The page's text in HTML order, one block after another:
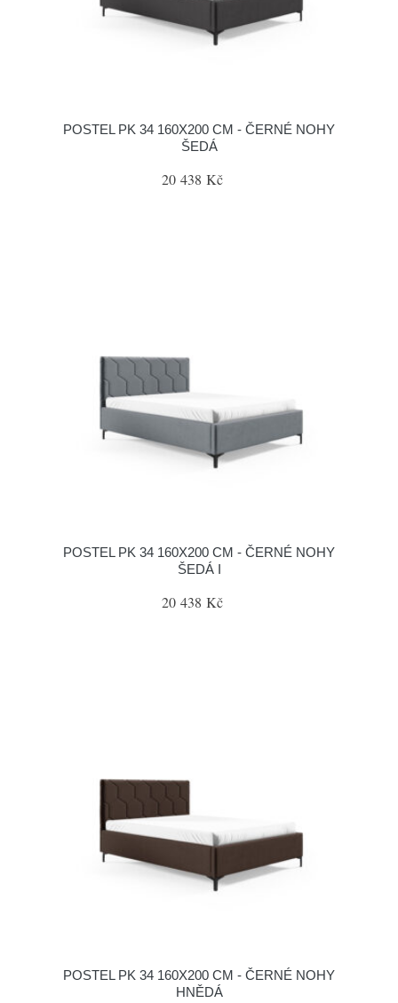
POSTEL PK 34 160X200 CM - ČERNÉ NOHY
ŠEDÁ
20 438 Kč
POSTEL PK 34 160X200 CM - ČERNÉ NOHY
ŠEDÁ I
20 438 Kč
POSTEL PK 34 160X200 CM - ČERNÉ NOHY
HNĚDÁ